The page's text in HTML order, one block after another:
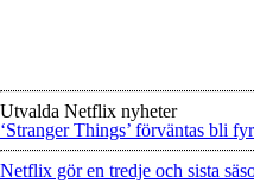
Utvalda Netflix nyheter
‘Stranger Things’ förväntas bli
Netflix gör en tredje och sista